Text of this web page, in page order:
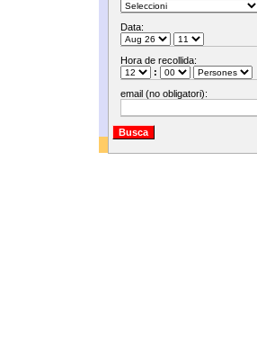
Data:
Hora de recollida:
:
email (no obligatori):